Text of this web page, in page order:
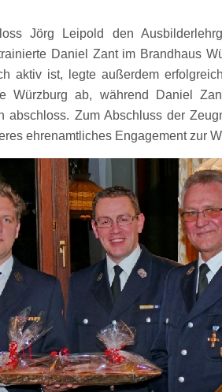
Jörg Leipold den
Daniel Zant im Brandhaus
aktiv ist, legte außerdem
Würzburg ab, während Daniel
abschloss. Zum Abschluss der
ehrenamtliches Engagement zur